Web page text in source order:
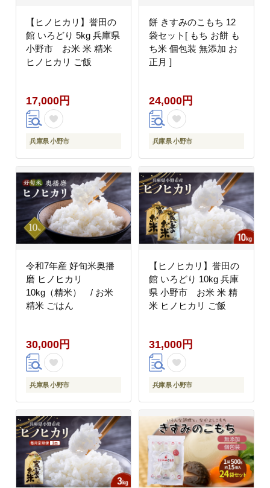
【ヒノヒカリ】誉田の
館 いろどり 5kg 兵庫県
小野市 お米 米 精米
ヒノヒカリ ご飯
17,000円
兵庫県 小野市
餅 きすみのこもち 12
袋セット[ もち お餅 も
ち米 個包装 無添加 お
正月 ]
24,000円
兵庫県 小野市
令和7年産 好旬米奥播
磨 ヒノヒカリ
10kg（精米） / お米
精米 ごはん
30,000円
兵庫県 小野市
【ヒノヒカリ】誉田の
館 いろどり 10kg 兵庫
県 小野市 お米 米 精
米 ヒノヒカリ ご飯
31,000円
兵庫県 小野市